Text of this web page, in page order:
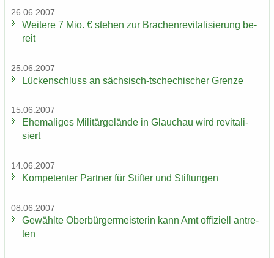
26.06.2007
Wei­te­re 7 Mio. € ste­hen zur Bra­chen­re­vi­ta­li­sie­rung be­
reit
25.06.2007
Lü­cken­schluss an sächsisch-​tschechischer Gren­ze
15.06.2007
Ehe­ma­li­ges Mi­li­tär­ge­län­de in Glauch­au wird re­vi­ta­li­
siert
14.06.2007
Kom­pe­ten­ter Part­ner für Stif­ter und Stif­tun­gen
08.06.2007
Ge­wähl­te Ober­bür­ger­meis­te­rin kann Amt of­fi­zi­ell an­tre­
ten